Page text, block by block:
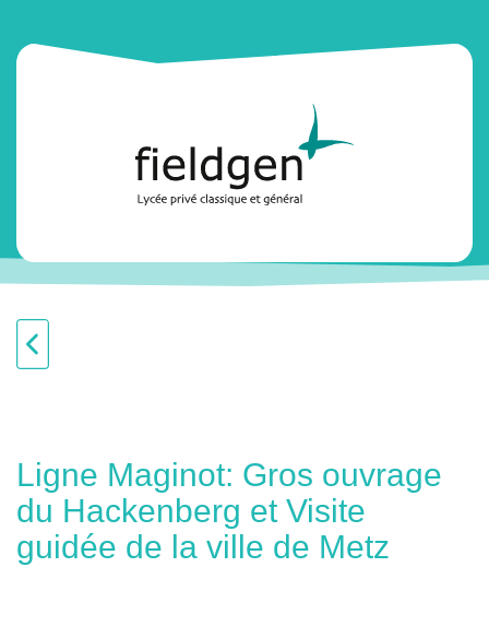
Ligne Maginot: Gros ouvrage
du Hackenberg et Visite
guidée de la ville de Metz